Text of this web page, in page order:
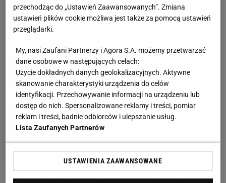
przechodząc do „Ustawień Zaawansowanych”. Zmiana
ustawień plików cookie możliwa jest także za pomocą ustawień
przeglądarki.
My, nasi Zaufani Partnerzy i Agora S.A. możemy przetwarzać
dane osobowe w następujących celach:
Użycie dokładnych danych geolokalizacyjnych. Aktywne
skanowanie charakterystyki urządzenia do celów
identyfikacji. Przechowywanie informacji na urządzeniu lub
dostęp do nich. Spersonalizowane reklamy i treści, pomiar
reklam i treści, badnie odbiorców i ulepszanie usług.
Lista Zaufanych Partnerów
USTAWIENIA ZAAWANSOWANE